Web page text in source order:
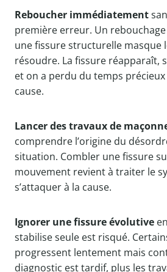
Reboucher immédiatement
première erreur. Un
une fissure structurelle masque
résoudre. La fissure réapparaît,
et on a perdu du temps
cause.
Lancer des travaux de
comprendre l’origine du
situation. Combler une fissure
mouvement revient à traiter le
s’attaquer à la cause.
Ignorer une fissure évolutive
stabilise seule est risqué.
progressent lentement mais
diagnostic est tardif, plus les